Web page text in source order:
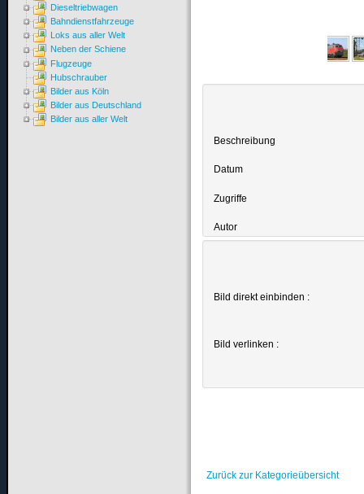
Beschreibung
Datum
Zugriffe
Autor
Bild direkt einbinden :
Bild verlinken :
Zurück zur Kategorieübersicht
Dieseltriebwagen
Bahndienstfahrzeuge
Loks aus aller Welt
Neben der Schiene
Flugzeuge
Hubschrauber
Bilder aus Köln
Bilder aus Deutschland
Bilder aus aller Welt